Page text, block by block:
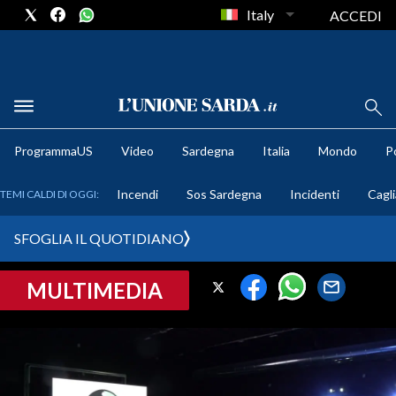
METEO
CRONACA SARDEGNA
PROVINCIA DI CAGLIARI
SULCIS IGLESIENTE
Italy ACCEDI
ProgrammaUS Video Sardegna Italia Mondo
TEMI CALDI DI OGGI: Incendi Sos Sardegna Incidenti
SFOGLIA IL QUOTIDIANO
MULTIMEDIA